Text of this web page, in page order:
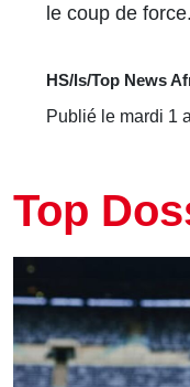
le coup de force.
HS/ls/Top News
Publié le mardi 1
Top